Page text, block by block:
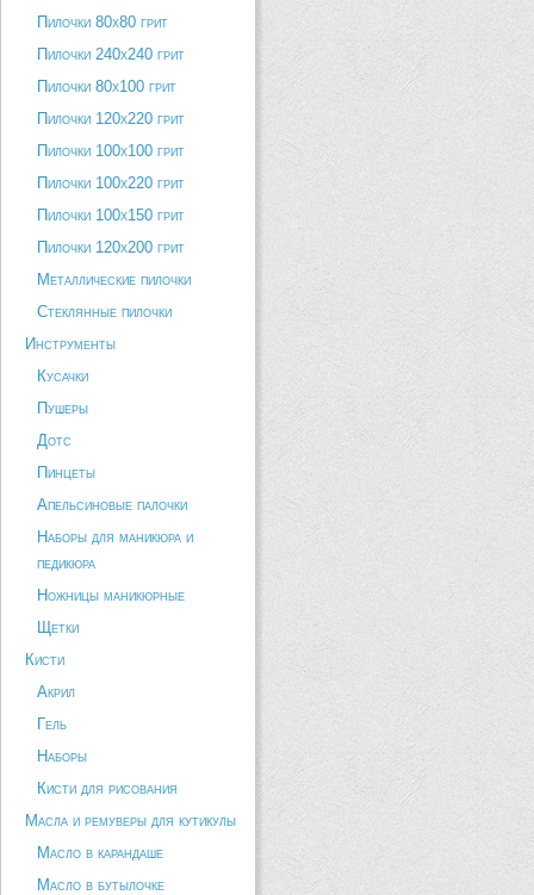
Пилочки 80х80 грит
Пилочки 240х240 грит
Пилочки 80х100 грит
Пилочки 120х220 грит
Пилочки 100х100 грит
Пилочки 100х220 грит
Пилочки 100х150 грит
Пилочки 120х200 грит
Металлические пилочки
Стеклянные пилочки
Инструменты
Кусачки
Пушеры
Дотс
Пинцеты
Апельсиновые палочки
Наборы для маникюра и
педикюра
Ножницы маникюрные
Щетки
Кисти
Акрил
Гель
Наборы
Кисти для рисования
Масла и ремуверы для кутикулы
Масло в карандаше
Масло в бутылочке